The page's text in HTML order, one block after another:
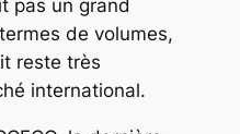
pas un grand
de volumes,
reste très
international.